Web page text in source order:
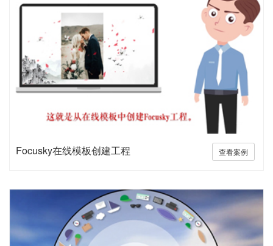
Focusky在线模板创建工程 查看案例